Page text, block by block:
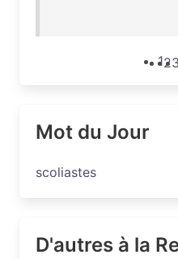
123
Mot du Jour
scoliastes
D'autres à la